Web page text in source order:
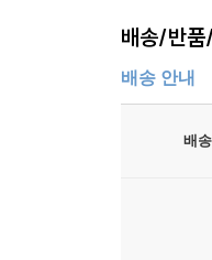
배송/반품
배송 안내
배